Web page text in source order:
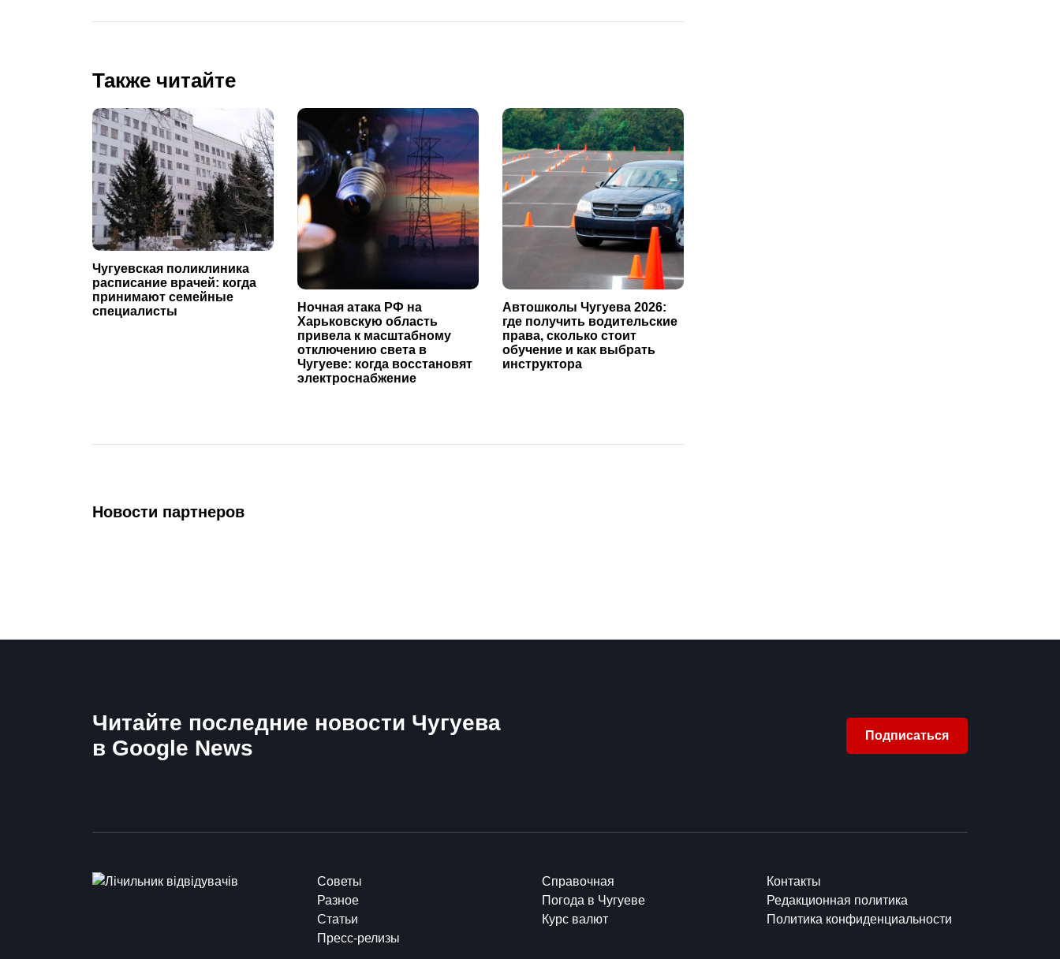
Также читайте
Чугуевская поликлиника
расписание врачей: когда
принимают семейные
специалисты
Ночная атака РФ на
Харьковскую область
привела к масштабному
отключению света в
Чугуеве: когда восстановят
электроснабжение
Автошколы Чугуева 2026:
где получить водительские
права, сколько стоит
обучение и как выбрать
инструктора
Новости партнеров
Читайте последние новости Чугуева
в Google News
Подписаться
Советы
Разное
Статьи
Пресс-релизы
Справочная
Погода в Чугуеве
Курс валют
Контакты
Редакционная политика
Политика конфиденциальности